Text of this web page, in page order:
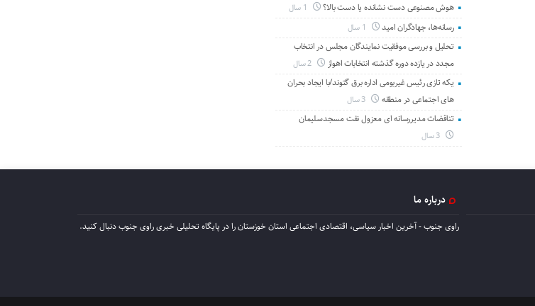
هوش مصنوعی دست نشانده یا دست بالا؟
رسانه‌ها، جهادگران امید
تحلیل و بررسی موفقیت نمایندگان مجلس در انتخاب
مجدد در یازده دوره گذشته انتخابات اهواز
یکه تازی رئیس غیربومی اداره برق گتوند/با ایجاد بحران
های اجتماعی در منطقه
تناقضات مدیررسانه ای معزول نفت مسجدسلیمان
درباره ما
راوی جنوب - آخرین اخبار سیاسی، اقتصادی اجتماعی استان خوزستان را در پایگاه تحلیلی خبری راوی جنوب دنبال کنید.